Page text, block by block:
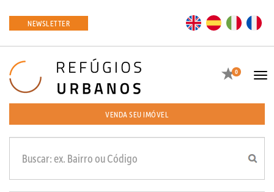
NEWSLETTER EN ES
Favoritos
0
VENDA SEU IMÓVEL